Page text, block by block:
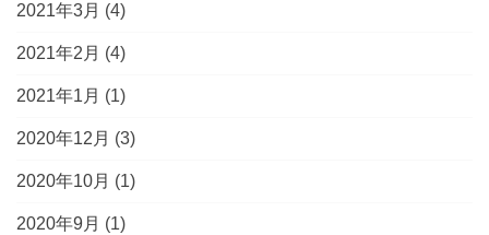
2021年3月 (4)
2021年2月 (4)
2021年1月 (1)
2020年12月 (3)
2020年10月 (1)
2020年9月 (1)